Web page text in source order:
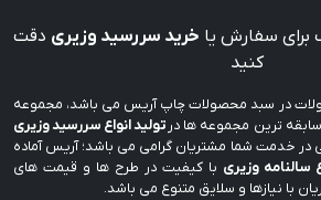
برای سفارش یا خرید سررسید وزیری دقت
کنید
در سبد محصولات چاپ آریس می باشد، مجموعه
ترین مجموعه ها در تولید انواع سررسید وزیری
خدمت شما مشتریان گرامی می باشد؛ آریس آماده
سالنامه وزیری با کیفیت در طرح ها و قیمت های
با نیازها و سلایق متنوع می باشد.